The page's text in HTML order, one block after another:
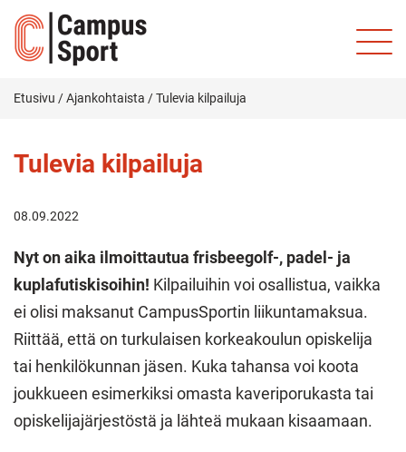
Etusivu /Ajankohtaista /Tulevia kilpailuja
Tulevia kilpailuja
08.09.2022
Nyt on aika ilmoittautua frisbeegolf-, padel- ja
kuplafutiskisoihin! Kilpailuihin voi osallistua, vaikka
ei olisi maksanut CampusSportin liikuntamaksua.
Riittää, että on turkulaisen korkeakoulun opiskelija
tai henkilökunnan jäsen. Kuka tahansa voi koota
joukkueen esimerkiksi omasta kaveriporukasta tai
opiskelijajärjestöstä ja lähteä mukaan kisaamaan.